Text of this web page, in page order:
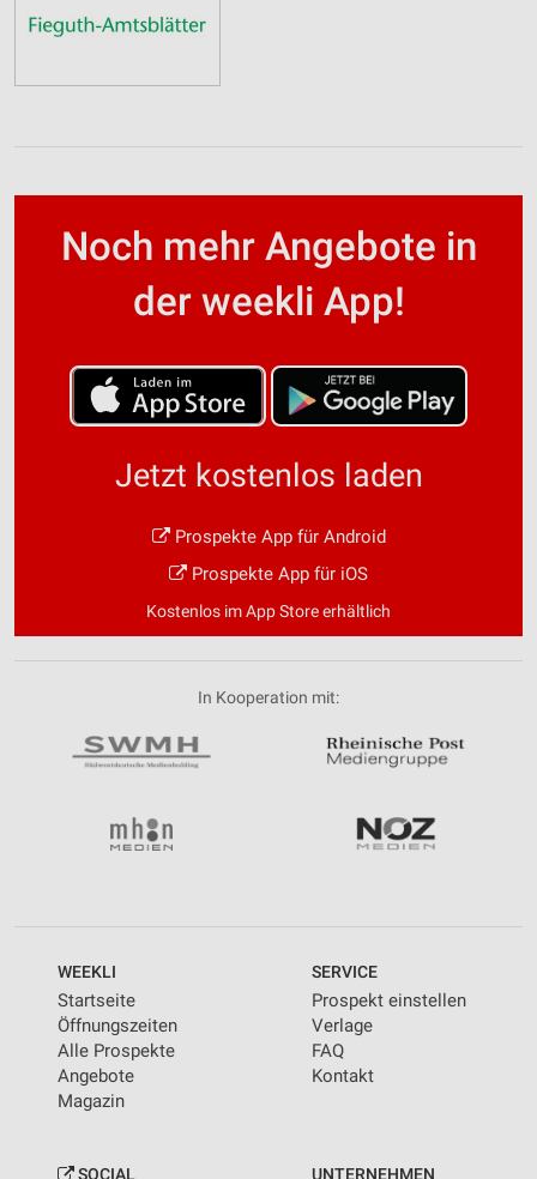
Noch mehr Angebote in
der weekli App!
Jetzt kostenlos laden
Prospekte App für Android
Prospekte App für iOS
Kostenlos im App Store erhältlich
In Kooperation mit:
WEEKLI
Startseite
Öffnungszeiten
Alle Prospekte
Angebote
Magazin
SERVICE
Prospekt einstellen
Verlage
FAQ
Kontakt
SOCIAL UNTERNEHMEN